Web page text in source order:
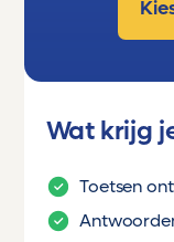
Wat krijg
Toetsen